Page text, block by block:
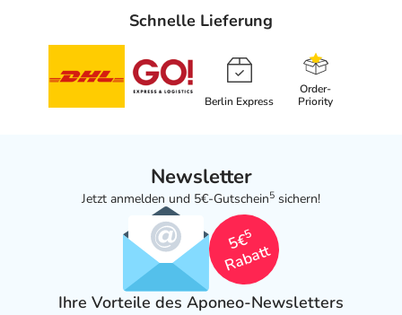
Schnelle Lieferung
Berlin Express
Order-
Priority
Newsletter
Jetzt anmelden und 5€-Gutschein5 sichern!
5€
5
Rabatt
Ihre Vorteile des Aponeo-Newsletters